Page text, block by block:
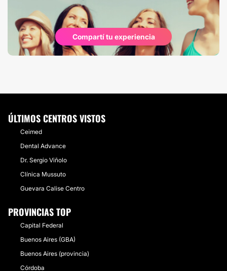
Compartí tu experiencia
ÚLTIMOS CENTROS VISTOS
Ceimed
Dental Advance
Dr. Sergio Viñolo
Clínica Mussuto
Guevara Calise Centro
PROVINCIAS TOP
Capital Federal
Buenos Aires (GBA)
Buenos Aires (provincia)
Córdoba